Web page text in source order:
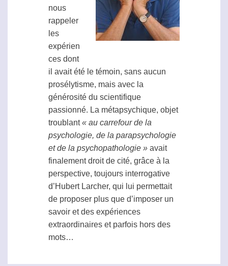
nous
rappeler
les
expérien
ces dont
il avait été le témoin, sans aucun
prosélytisme, mais avec la
générosité du scientifique
passionné. La métapsychique, objet
troublant« au carrefour de la
psychologie, de la parapsychologie
et de la psychopathologie » avait
finalement droit de cité, grâce à la
perspective, toujours interrogative
d’Hubert Larcher, qui lui permettait
de proposer plus que d’imposer un
savoir et des expériences
extraordinaires et parfois hors des
mots…